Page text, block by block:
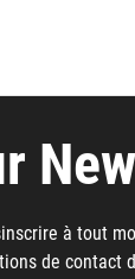
à tout
de contact